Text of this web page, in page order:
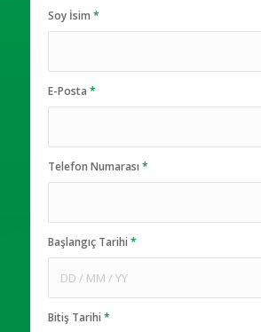
Soy İsim *
E-Posta *
Telefon Numarası *
Başlangıç Tarihi *
Bitiş Tarihi *